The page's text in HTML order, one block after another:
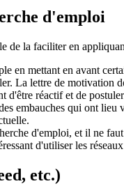
d'emploi
de la faciliter en
en mettant en avant
La lettre de motivation
d'être réactif et de
embauches qui ont lieu
d'emploi, et il ne
d'utiliser les
etc.)